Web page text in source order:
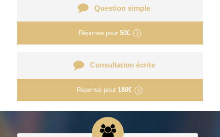
Question simple
Réponse pour 50€
Consultation écrite
Réponse pour 180€